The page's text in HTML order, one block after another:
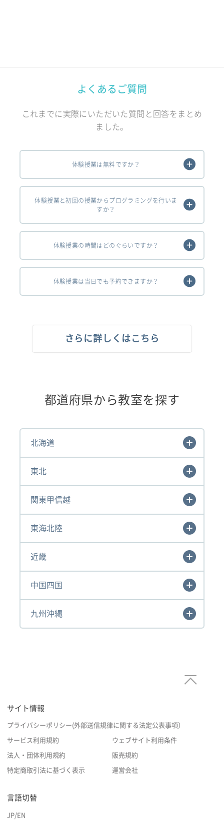
よくあるご質問
これまでに実際にいただいた質問と回答をまとめ
ました。
体験授業は無料ですか？
体験授業と初回の授業からプログラミングを行いま
すか？
体験授業の時間はどのぐらいですか？
体験授業は当日でも予約できますか？
さらに詳しくはこちら
都道府県から教室を探す
北海道
東北
関東甲信越
東海北陸
近畿
中国四国
九州沖縄
サイト情報
プライバシーポリシー(外部送信規律に関する法定公表事項）
サービス利用規約 ウェブサイト利用条件
法人・団体利用規約 販売規約
特定商取引法に基づく表示 運営会社
言語切替
JP/EN